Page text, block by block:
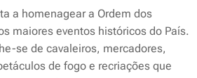
a homenagear a Ordem dos
maiores eventos históricos do País.
se de cavaleiros, mercadores,
de fogo e recriações que